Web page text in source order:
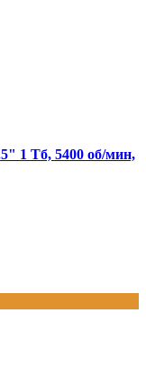
1 Тб, 5400 об/мин,